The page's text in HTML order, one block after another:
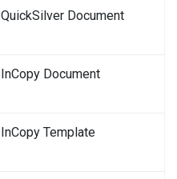
QuickSilver Document
InCopy Document
InCopy Template